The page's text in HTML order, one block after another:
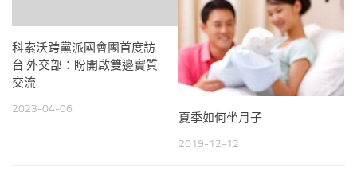
科索沃跨黨派國會團首度訪
台 外交部：盼開啟雙邊實質
交流
2023-04-06
夏季如何坐月子
2019-12-12